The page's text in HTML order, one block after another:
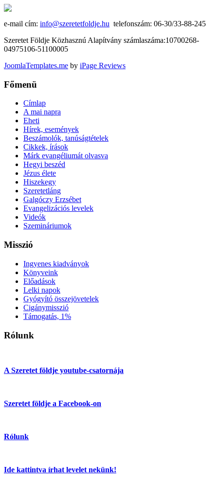
e-mail cím: info@szeretetfoldje.hu telefonszám: 06-30/33-88-245
Szeretet Földje Közhasznú Alapítvány számlaszáma:10700268-
04975106-51100005
JoomlaTemplates.me by iPage Reviews
Főmenü
Címlap
A mai napra
Eheti
Hírek, események
Beszámolók, tanúságtételek
Cikkek, írások
Márk evangéliumát olvasva
Hegyi beszéd
Jézus élete
Hiszekegy
Szeretetláng
Galgóczy Erzsébet
Evangelizációs levelek
Videók
Szemináriumok
Misszió
Ingyenes kiadványok
Könyveink
Előadások
Lelki napok
Gyógyító összejövetelek
Cigánymisszió
Támogatás, 1%
Rólunk
A Szeretet földje youtube-csatornája
Szeretet földje a Facebook-on
Rólunk
Ide kattintva írhat levelet nekünk!